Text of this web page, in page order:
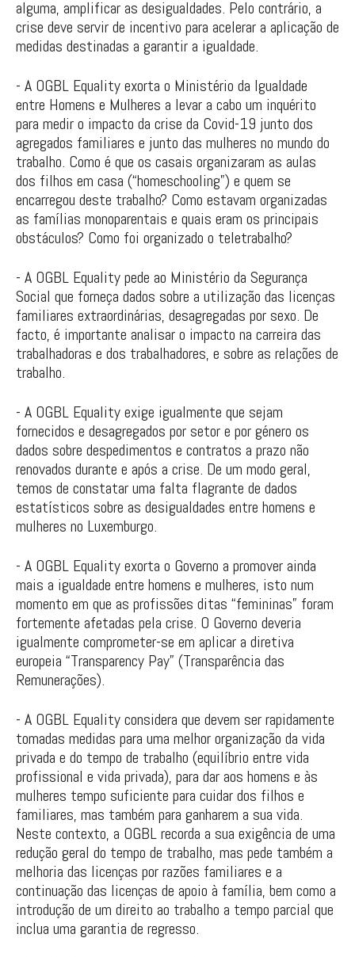
alguma, amplificar as desigualdades. Pelo contrário, a
crise deve servir de incentivo para acelerar a aplicação de
medidas destinadas a garantir a igualdade.
- A OGBL Equality exorta o Ministério da Igualdade
entre Homens e Mulheres a levar a cabo um inquérito
para medir o impacto da crise da Covid-19 junto dos
agregados familiares e junto das mulheres no mundo do
trabalho. Como é que os casais organizaram as aulas
dos filhos em casa (“homeschooling”) e quem se
encarregou deste trabalho? Como estavam organizadas
as famílias monoparentais e quais eram os principais
obstáculos? Como foi organizado o teletrabalho?
- A OGBL Equality pede ao Ministério da Segurança
Social que forneça dados sobre a utilização das licenças
familiares extraordinárias, desagregadas por sexo. De
facto, é importante analisar o impacto na carreira das
trabalhadoras e dos trabalhadores, e sobre as relações de
trabalho.
- A OGBL Equality exige igualmente que sejam
fornecidos e desagregados por setor e por género os
dados sobre despedimentos e contratos a prazo não
renovados durante e após a crise. De um modo geral,
temos de constatar uma falta flagrante de dados
estatísticos sobre as desigualdades entre homens e
mulheres no Luxemburgo.
- A OGBL Equality exorta o Governo a promover ainda
mais a igualdade entre homens e mulheres, isto num
momento em que as profissões ditas “femininas” foram
fortemente afetadas pela crise. O Governo deveria
igualmente comprometer-se em aplicar a diretiva
europeia “Transparency Pay” (Transparência das
Remunerações).
- A OGBL Equality considera que devem ser rapidamente
tomadas medidas para uma melhor organização da vida
privada e do tempo de trabalho (equilíbrio entre vida
profissional e vida privada), para dar aos homens e às
mulheres tempo suficiente para cuidar dos filhos e
familiares, mas também para ganharem a sua vida.
Neste contexto, a OGBL recorda a sua exigência de uma
redução geral do tempo de trabalho, mas pede também a
melhoria das licenças por razões familiares e a
continuação das licenças de apoio à família, bem como a
introdução de um direito ao trabalho a tempo parcial que
inclua uma garantia de regresso.